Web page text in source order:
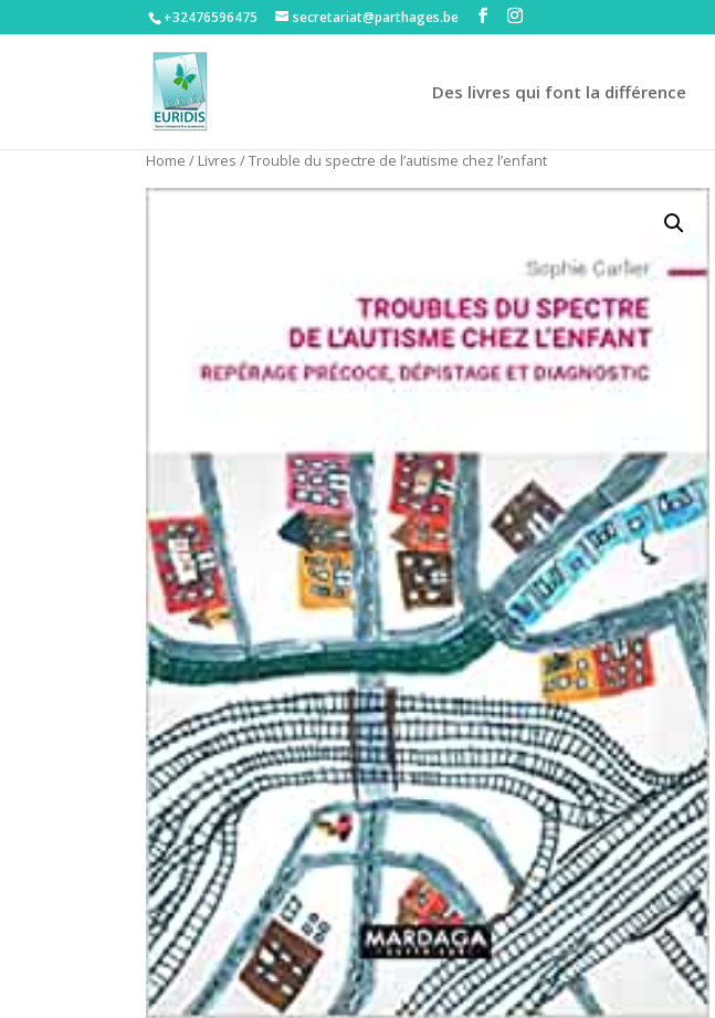
+32476596475‬ secretariat@parthages.be
Des livres qui font la différence
Home / Livres / Trouble du spectre de l’autisme chez l’enfant